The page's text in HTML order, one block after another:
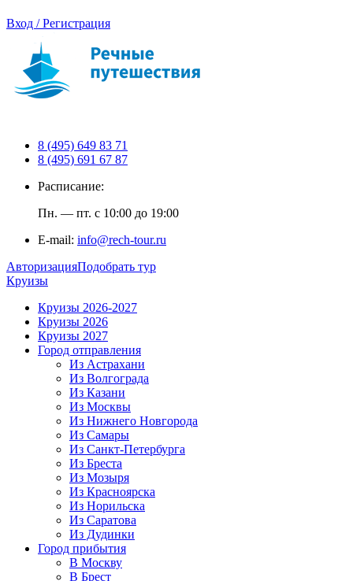
Вход / Регистрация
8 (495) 649 83 71
8 (495) 691 67 87
Расписание:
Пн. — пт. с 10:00 до 19:00
E-mail: info@rech-tour.ru
АвторизацияПодобрать тур
Круизы
Круизы 2026-2027
Круизы 2026
Круизы 2027
Город отправления
Из Астрахани
Из Волгограда
Из Казани
Из Москвы
Из Нижнего Новгорода
Из Самары
Из Санкт-Петербурга
Из Бреста
Из Мозыря
Из Красноярска
Из Норильска
Из Саратова
Из Дудинки
Город прибытия
В Москву
В Брест